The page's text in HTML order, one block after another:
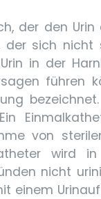
der den
sich nicht
in der
führen
von
wird
nicht
einem